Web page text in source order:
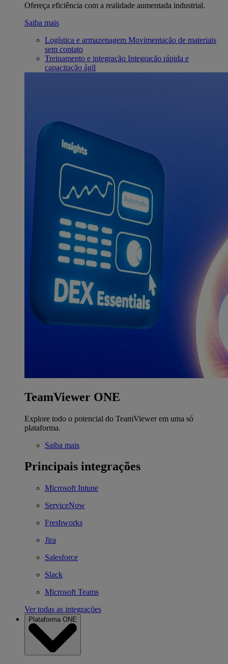
Ofereça eficiência com a realidade aumentada industrial.
Saiba mais
Logística e armazenagem Movimentação de materiais
sem contato
Treinamento e integração Integração rápida e
capacitação ágil
TeamViewer ONE
Explore todo o potencial do TeamViewer em uma só
plataforma.
Saiba mais
Principais integrações
Microsoft Intune
ServiceNow
Freshworks
Jira
Salesforce
Slack
Microsoft Teams
Ver todas as integrações
Plataforma ONE